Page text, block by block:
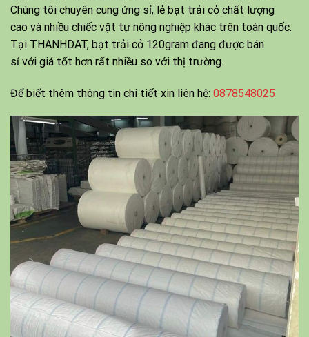
Chúng tôi chuyên cung ứng sỉ, lẻ bạt trải cỏ chất lượng
cao và nhiều chiếc vật tư nông nghiệp khác trên toàn quốc.
Tại THANHDAT, bạt trải cỏ 120gram đang được bán
sỉ với giá tốt hơn rất nhiều so với thị trường.
Để biết thêm thông tin chi tiết xin liên hệ: 0878548025